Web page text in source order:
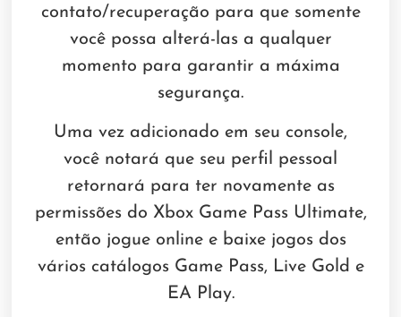
contato/recuperação para que somente
você possa alterá-las a qualquer
momento para garantir a máxima
segurança.
Uma vez adicionado em seu console,
você notará que seu perfil pessoal
retornará para ter novamente as
permissões do Xbox Game Pass Ultimate,
então jogue online e baixe jogos dos
vários catálogos Game Pass, Live Gold e
EA Play.